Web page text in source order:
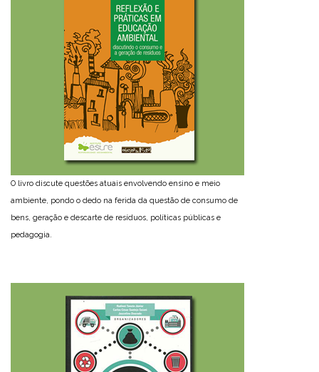
O livro discute questões atuais envolvendo ensino e meio
ambiente, pondo o dedo na ferida da questão de consumo de
bens, geração e descarte de resíduos, políticas públicas e
pedagogia.